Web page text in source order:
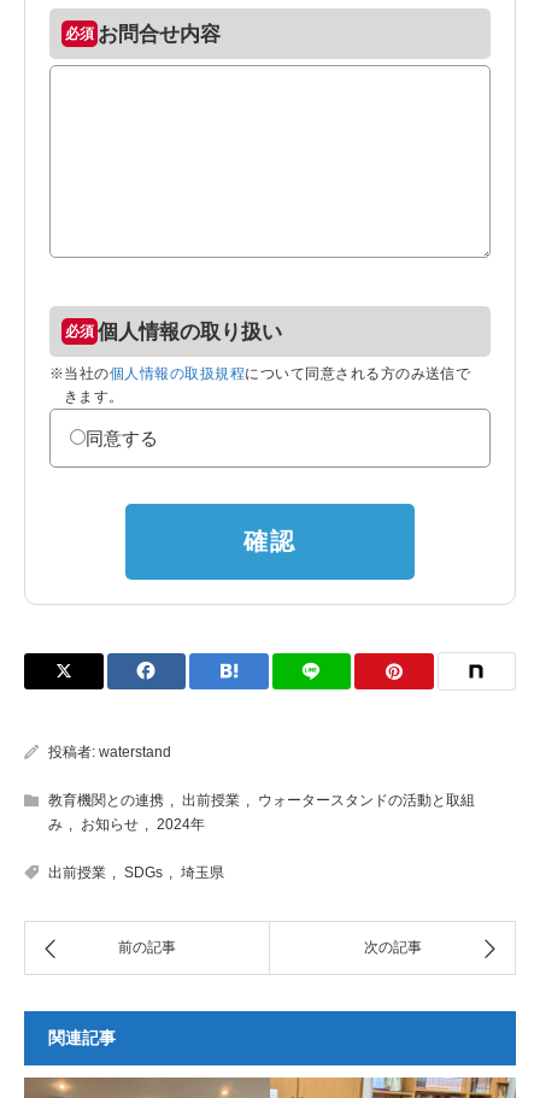
お問合せ内容
個人情報の取り扱い
※当社の個人情報の取扱規程について同意される方のみ送信で
きます。
同意する
確認
投稿者: waterstand
教育機関との連携 , 出前授業 , ウォータースタンドの活動と取組
み , お知らせ , 2024年
出前授業 , SDGs , 埼玉県
関連記事